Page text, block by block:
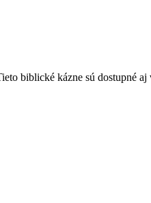
biblické kázne sú dostupné